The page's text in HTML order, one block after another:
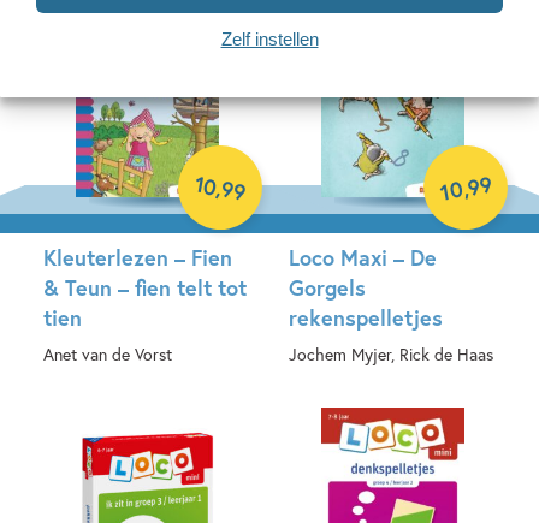
Zelf instellen
Kleuterlezen – Fien
& Teun – fien telt tot
tien
Anet van de Vorst
10,99
Loco Maxi – De
Gorgels
rekenspelletjes
Jochem Myjer, Rick de Haas
10,99
Paperback